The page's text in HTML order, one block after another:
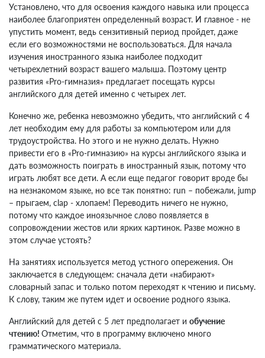
Установлено, что для освоения каждого навыка или процесса
наиболее благоприятен определенный возраст. И главное - не
упустить момент, ведь сензитивный период пройдет, даже
если его возможностями не воспользоваться. Для начала
изучения иностранного языка наиболее подходит
четырехлетний возраст вашего малыша. Поэтому центр
развития «Pro-гимназия» предлагает посещать курсы
английского для детей именно с четырех лет.
Конечно же, ребенка невозможно убедить, что английский с 4
лет необходим ему для работы за компьютером или для
трудоустройства. Но этого и не нужно делать. Нужно
привести его в «Pro-гимназию» на курсы английского языка и
дать возможность поиграть в иностранный язык, потому что
играть любят все дети. А если еще педагог говорит вроде бы
на незнакомом языке, но все так понятно: run – побежали, jump
– прыгаем, clap - хлопаем! Переводить ничего не нужно,
потому что каждое иноязычное слово появляется в
сопровождении жестов или ярких картинок. Разве можно в
этом случае устоять?
На занятиях используется метод устного опережения. Он
заключается в следующем: сначала дети «набирают»
словарный запас и только потом переходят к чтению и письму.
К слову, таким же путем идет и освоение родного языка.
Английский для детей с 5 лет предполагает и обучение
чтению! Отметим, что в программу включено много
грамматического материала.